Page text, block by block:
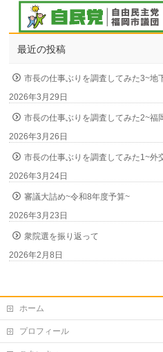
最近の投稿
市長の仕事ぶりを調査してみた3~地
2026年3月29日
市長の仕事ぶりを調査してみた2~福
2026年3月26日
市長の仕事ぶりを調査してみた1~外
2026年3月24日
審議大詰め~令和8年度予算~
2026年3月23日
衆院選を振り返って
2026年2月8日
ホーム
プロフィール